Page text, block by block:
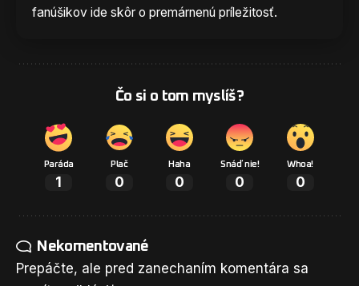
fanúšikov ide skôr o premárnenú príležitosť.
Čo si o tom myslíš?
Paráda
1
Plač
0
Haha
0
Snáď nie!
0
Whoa!
0
Nekomentované
Prepáčte, ale pred zanechaním komentára sa